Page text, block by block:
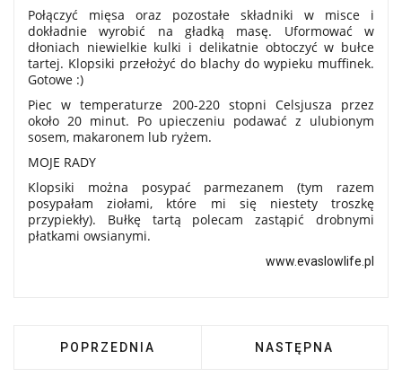
Połączyć mięsa oraz pozostałe składniki w misce i
dokładnie wyrobić na gładką masę. Uformować w
dłoniach niewielkie kulki i delikatnie obtoczyć w bułce
tartej. Klopsiki przełożyć do blachy do wypieku muffinek.
Gotowe :)
Piec w temperaturze 200-220 stopni Celsjusza przez
około 20 minut. Po upieczeniu podawać z ulubionym
sosem, makaronem lub ryżem.
MOJE RADY
Klopsiki można posypać parmezanem (tym razem
posypałam ziołami, które mi się niestety troszkę
przypiekły). Bułkę tartą polecam zastąpić drobnymi
płatkami owsianymi.
www.evaslowlife.pl
POPRZEDNIA STRONA: PROSTA DOMOWA
POPRZEDNIA NASTĘPNA
NASTĘPNA